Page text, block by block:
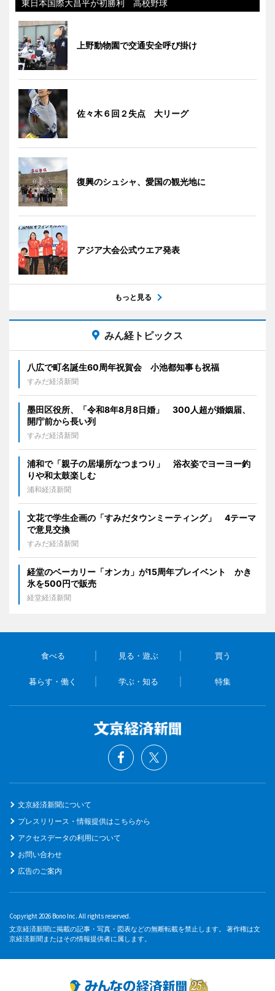
東日本国際大昌平が初勝利 高校野球
上野動物園で交通安全呼び掛け
佐々木６回２失点 大リーグ
復興のシュシャ、愛国の観光地に
アジア大会公式ウエア発表
もっと見る
みん経トピックス
八広で町名誕生60周年祝賀会 小池都知事も祝福
すみだ経済新聞
墨田区役所、「令和8年8月8日婚」 300人超が婚姻届、
開庁前から長い列
すみだ経済新聞
浦和で「親子の居場所なつまつり」 浴衣姿でヨーヨー釣
りや和太鼓楽しむ
浦和経済新聞
文花で学生企画の「すみだタウンミーティング」 4テーマ
で意見交換
すみだ経済新聞
経堂のベーカリー「オンカ」が15周年プレイベント かき
氷を500円で販売
経堂経済新聞
食べる 見る・遊ぶ 買う
暮らす・働く 学ぶ・知る 特集
文京経済新聞について
プレスリリース・情報提供はこちらから
アクセスデータの利用について
お問い合わせ
広告のご案内
Copyright 2026 Bono Inc. All rights reserved.
文京経済新聞に掲載の記事・写真・図表などの無断転載を禁止します。 著作権は文
京経済新聞またはその情報提供者に属します。